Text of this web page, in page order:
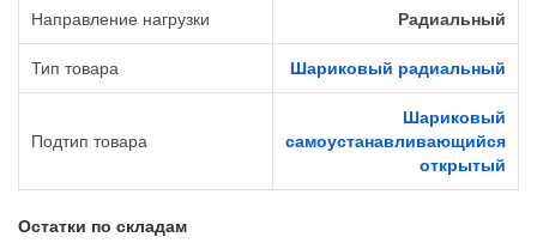
Направление нагрузки Радиальный
Тип товара Шариковый радиальный
Подтип товара
Шариковый
самоустанавливающийся
открытый
Остатки по складам